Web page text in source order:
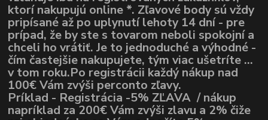
ktorí nakupujú online *. Zľavové body sú vždy
pripísané až po uplynutí lehoty 14 dní - pre
prípad, že by ste s tovarom neboli spokojní a
chceli ho vrátiť. Je to jednoduché a výhodné -
čím častejšie nakupujete, tým viac ušetríte ...
v tom roku.Po registrácii každý nákup nad
100€ Vám zvýši perconto zľavy.
Príklad - Registrácia -5% ZĽAVA / nákup
napríklad za 200€ Vám zvýši zlavu a 2% čiže